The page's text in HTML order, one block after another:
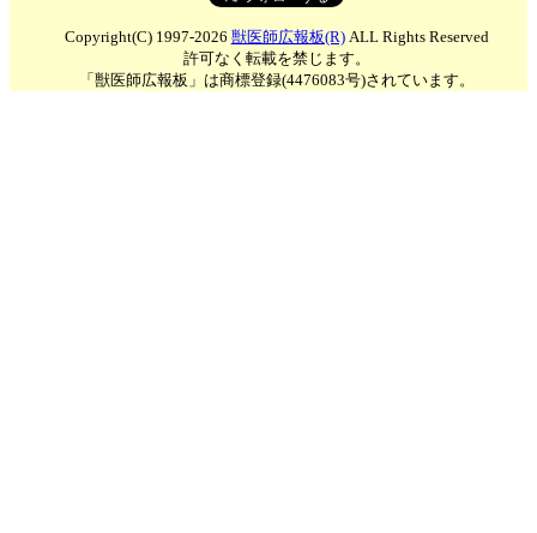
Copyright(C) 1997-2026 獣医師広報板(R)ALL Rights Reserved
許可なく転載を禁じます。
「獣医師広報板」は商標登録(4476083号)されています。